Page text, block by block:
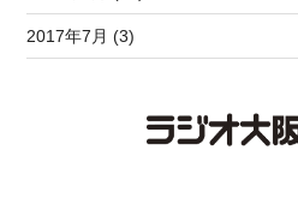
2017年7月 (3)